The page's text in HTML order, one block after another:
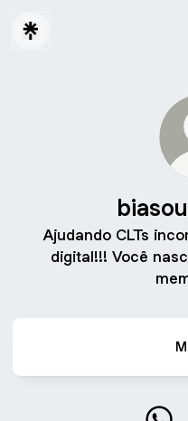
Ajudando CLTs
digital!!! Você